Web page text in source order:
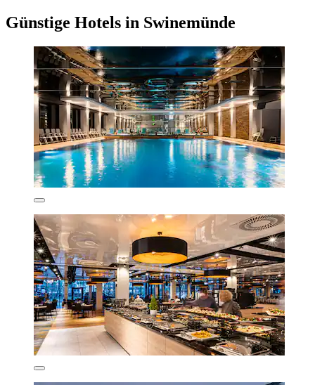
Günstige Hotels in Swinemünde